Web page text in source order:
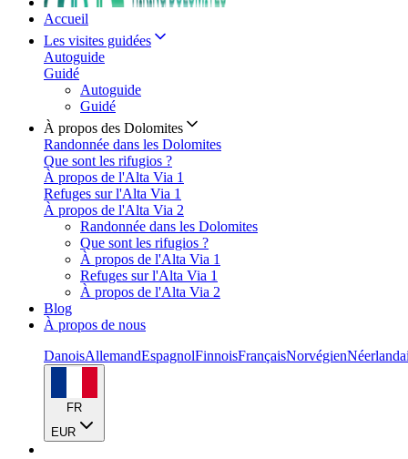
Accueil
Les visites guidées
Autoguide
Guidé
Autoguide
Guidé
À propos des Dolomites
Randonnée dans les Dolomites
Que sont les rifugios ?
À propos de l'Alta Via 1
Refuges sur l'Alta Via 1
À propos de l'Alta Via 2
Randonnée dans les Dolomites
Que sont les rifugios ?
À propos de l'Alta Via 1
Refuges sur l'Alta Via 1
À propos de l'Alta Via 2
Blog
À propos de nous
DanoisAllemandEspagnolFinnoisFrançaisNorvégien
FR
EUR